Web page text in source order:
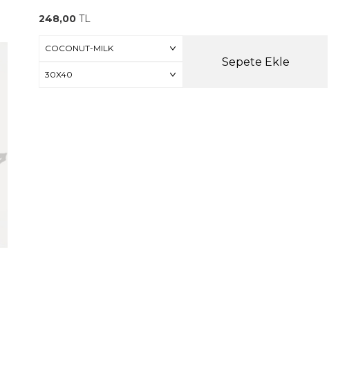
248,00 TL
Sepete Ekle